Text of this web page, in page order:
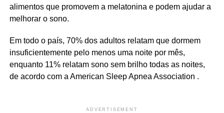
alimentos que promovem a melatonina e podem ajudar a
melhorar o sono.
Em todo o país, 70% dos adultos relatam que dormem
insuficientemente pelo menos uma noite por mês,
enquanto 11% relatam sono sem brilho todas as noites,
de acordo com a American Sleep Apnea Association .
ADVERTISEMENT